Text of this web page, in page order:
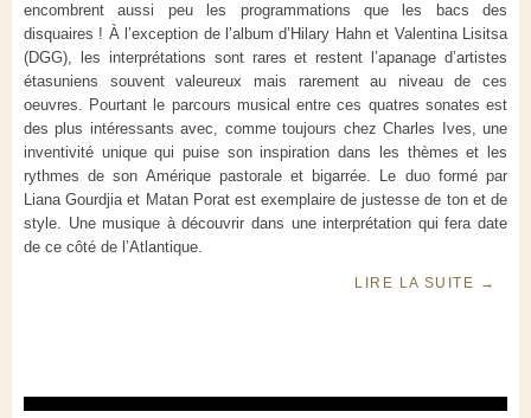
encombrent aussi peu les programmations que les bacs des
disquaires ! À l’exception de l’album d’Hilary Hahn et Valentina Lisitsa
(DGG), les interprétations sont rares et restent l’apanage d’artistes
étasuniens souvent valeureux mais rarement au niveau de ces
oeuvres. Pourtant le parcours musical entre ces quatres sonates est
des plus intéressants avec, comme toujours chez Charles Ives, une
inventivité unique qui puise son inspiration dans les thèmes et les
rythmes de son Amérique pastorale et bigarrée. Le duo formé par
Liana Gourdjia et Matan Porat est exemplaire de justesse de ton et de
style. Une musique à découvrir dans une interprétation qui fera date
de ce côté de l’Atlantique.
LIRE LA SUITE →